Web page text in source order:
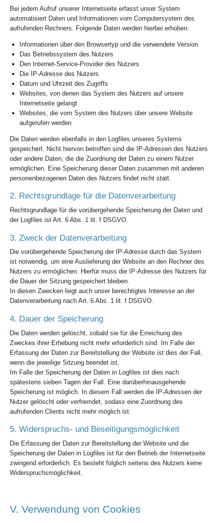
Bei jedem Aufruf unserer Internetseite erfasst unser System
automatisiert Daten und Informationen vom Computersystem des
aufrufenden Rechners. Folgende Daten werden hierbei erhoben:
Informationen über den Browsertyp und die verwendete Version
Das Betriebssystem des Nutzers
Den Internet-Service-Provider des Nutzers
Die IP-Adresse des Nutzers
Datum und Uhrzeit des Zugriffs
Websites, von denen das System des Nutzers auf unsere
Internetseite gelangt
Websites, die vom System des Nutzers über unsere Website
aufgerufen werden
Die Daten werden ebenfalls in den Logfiles unseres Systems
gespeichert. Nicht hiervon betroffen sind die IP-Adressen des Nutzers
oder andere Daten, die die Zuordnung der Daten zu einem Nutzer
ermöglichen. Eine Speicherung dieser Daten zusammen mit anderen
personenbezogenen Daten des Nutzers findet nicht statt.
2. Rechtsgrundlage für die Datenverarbeitung
Rechtsgrundlage für die vorübergehende Speicherung der Daten und
der Logfiles ist Art. 6 Abs. 1 lit. f DSGVO.
3. Zweck der Datenverarbeitung
Die vorübergehende Speicherung der IP-Adresse durch das System
ist notwendig, um eine Auslieferung der Website an den Rechner des
Nutzers zu ermöglichen. Hierfür muss die IP-Adresse des Nutzers für
die Dauer der Sitzung gespeichert bleiben.
In diesen Zwecken liegt auch unser berechtigtes Interesse an der
Datenverarbeitung nach Art. 6 Abs. 1 lit. f DSGVO.
4. Dauer der Speicherung
Die Daten werden gelöscht, sobald sie für die Erreichung des
Zweckes ihrer Erhebung nicht mehr erforderlich sind. Im Falle der
Erfassung der Daten zur Bereitstellung der Website ist dies der Fall,
wenn die jeweilige Sitzung beendet ist.
Im Falle der Speicherung der Daten in Logfiles ist dies nach
spätestens sieben Tagen der Fall. Eine darüberhinausgehende
Speicherung ist möglich. In diesem Fall werden die IP-Adressen der
Nutzer gelöscht oder verfremdet, sodass eine Zuordnung des
aufrufenden Clients nicht mehr möglich ist.
5. Widerspruchs- und Beseitigungsmöglichkeit
Die Erfassung der Daten zur Bereitstellung der Website und die
Speicherung der Daten in Logfiles ist für den Betrieb der Internetseite
zwingend erforderlich. Es besteht folglich seitens des Nutzers keine
Widerspruchsmöglichkeit.
V. Verwendung von Cookies